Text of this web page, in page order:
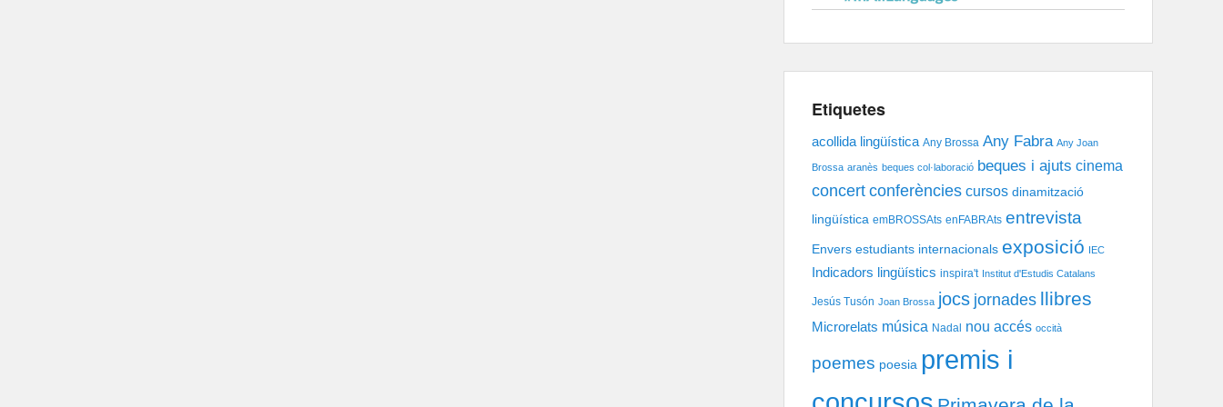
Etiquetes
acollida lingüística Any Brossa Any Fabra Any Joan
Brossa aranès beques col·laboració beques i ajuts cinema
concert conferències cursos dinamització
lingüística emBROSSAts enFABRAts entrevista
Envers estudiants internacionals exposició IEC
Indicadors lingüístics inspira't Institut d'Estudis Catalans
Jesús Tusón Joan Brossa jocs jornades llibres
Microrelats música Nadal nou accés occità
poemes poesia premis i